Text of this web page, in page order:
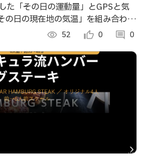
た「その日の運動量」とGPSと気
日の現在地の気温」を組み合わ
献立を 提案するアプリです。例え
ロリーが高め
visibility 52 thumb_up_alt 0 comment 0